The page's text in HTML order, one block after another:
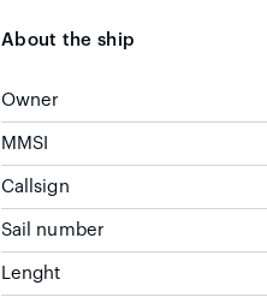
About the ship
Owner
MMSI
Callsign
Sail number
Lenght